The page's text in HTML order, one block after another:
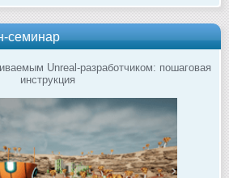
семинар
Unreal-разработчиком: пошаговая
инструкция